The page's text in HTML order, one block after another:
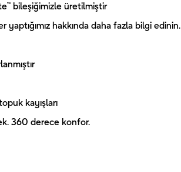
bileşiğimizle üretilmiştir
hakkında daha fazla bilgi edinin.
kayışları
360 derece konfor.